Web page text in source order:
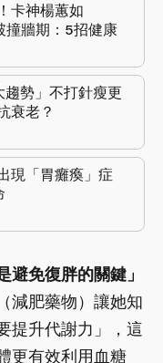
卡神楊蕙如
牆期：5招健康
勢」不打針瘦更
衰老？
現「胃癱瘓」症
避免復胖的關鍵」
減肥藥物）讓她知
提升代謝力」，這
更有效利用血糖